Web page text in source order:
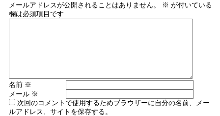
メールアドレスが公開されることはありません。 ※ が付いている
欄は必須項目です
名前 ※
メール ※
次回のコメントで使用するためブラウザーに自分の名前、メー
ルアドレス、サイトを保存する。